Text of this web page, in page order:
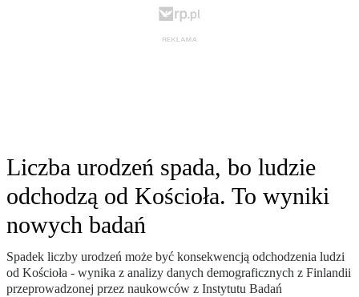
Liczba urodzeń spada, bo ludzie
odchodzą od Kościoła. To wyniki
nowych badań
Spadek liczby urodzeń może być konsekwencją odchodzenia ludzi
od Kościoła - wynika z analizy danych demograficznych z Finlandii
przeprowadzonej przez naukowców z Instytutu Badań